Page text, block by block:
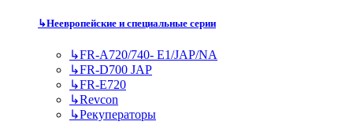
↳Неевропейские и специальные серии
↳FR-A720/740- E1/JAP/NA
↳FR-D700 JAP
↳FR-E720
↳Revcon
↳Рекуператоры